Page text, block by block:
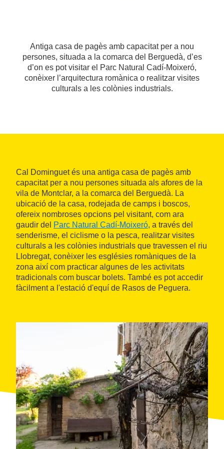
Antiga casa de pagès amb capacitat per a nou
persones, situada a la comarca del Berguedà, d’es
d’on es pot visitar el Parc Natural Cadí-Moixeró,
conèixer l’arquitectura romànica o realitzar visites
culturals a les colònies industrials.
Cal Dominguet és una antiga casa de pagès amb
capacitat per a nou persones situada als afores de la
vila de Montclar, a la comarca del Berguedà. La
ubicació de la casa, rodejada de camps i boscos,
ofereix nombroses opcions pel visitant, com ara
gaudir del Parc Natural Cadí-Moixeró, a través del
senderisme, el ciclisme o la pesca, realitzar visites
culturals a les colònies industrials que travessen el riu
Llobregat, conèixer les esglésies romàniques de la
zona així com practicar algunes de les activitats
tradicionals com buscar bolets. També es pot accedir
fàcilment a l'estació d'equí de Rasos de Peguera.